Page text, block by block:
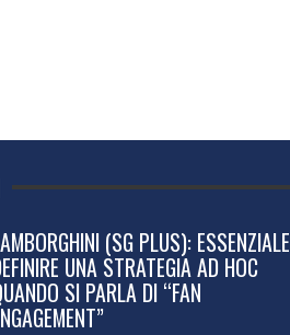
(SG PLUS): ESSENZIALE
UNA STRATEGIA AD HOC
SI PARLA DI “FAN